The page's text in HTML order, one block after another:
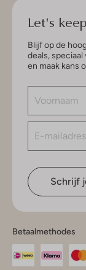
Let's
Blijf op de
deals,
en maak kans
Schrijf
Betaalmethodes